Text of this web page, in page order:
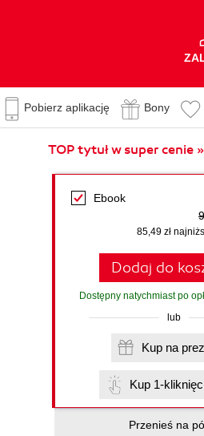
Pobierz aplikację Bony
TOP tytuł w super cenie
Ebook
85,49 zł
Dodaj do
Dostępny natychmiast po
lub
Kup na
Kup 1-
Przenieś na